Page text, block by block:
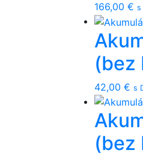
166,00 € s
(bez
42,00 € s
(bez